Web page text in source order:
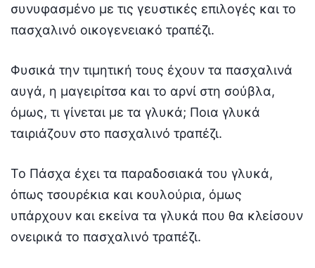
συνυφασμένο με τις γευστικές επιλογές και το
πασχαλινό οικογενειακό τραπέζι.
Φυσικά την τιμητική τους έχουν τα πασχαλινά
αυγά, η μαγειρίτσα και το αρνί στη σούβλα,
όμως, τι γίνεται με τα γλυκά; Ποια γλυκά
ταιριάζουν στο πασχαλινό τραπέζι.
Το Πάσχα έχει τα παραδοσιακά του γλυκά,
όπως τσουρέκια και κουλούρια, όμως
υπάρχουν και εκείνα τα γλυκά που θα κλείσουν
ονειρικά το πασχαλινό τραπέζι.